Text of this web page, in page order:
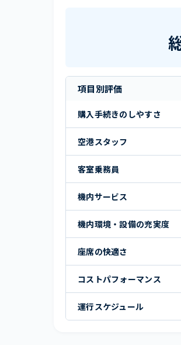
項目別評価
購入手続きのしやすさ
空港スタッフ
客室乗務員
機内サービス
機内環境・設備の充実度
座席の快適さ
コストパフォーマンス
運行スケジュール